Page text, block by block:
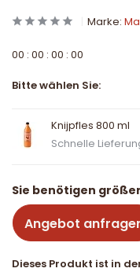
Marke:
00 : 00 : 00 : 00
Bitte wählen Sie:
Knijpfles 800 ml
Schnelle
Sie benötigen
Angebot
Dieses Produkt ist in